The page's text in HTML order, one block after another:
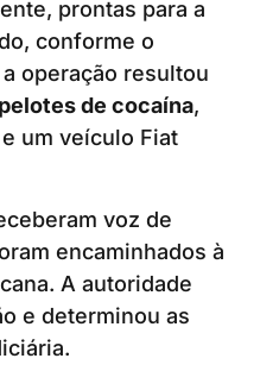
prontas para a
conforme o
operação resultou
de cocaína,
um veículo Fiat
voz de
encaminhados à
A autoridade
e determinou as